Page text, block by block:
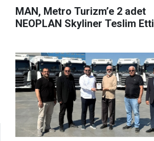
MAN, Metro Turizm’e 2 adet
NEOPLAN Skyliner Teslim Etti